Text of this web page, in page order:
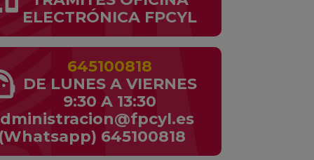
ELECTRÓNICA FPCYL
645100818
DE LUNES A VIERNES
9:30 A 13:30
(Whatsapp) 645100818